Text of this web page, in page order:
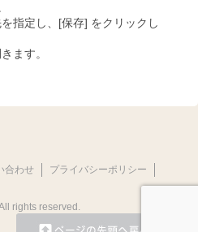
指定し、[保存] をクリックし
ます。
合わせ
プライバシーポリシー
rights reserved.